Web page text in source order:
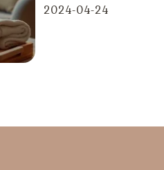
2024-04-24